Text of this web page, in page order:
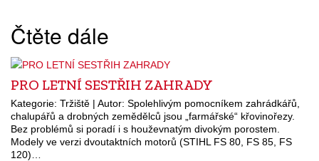
Čtěte dále
PRO LETNÍ SESTŘIH ZAHRADY
Kategorie: Tržiště | Autor: Spolehlivým pomocníkem zahrádkářů,
chalupářů a drobných zemědělců jsou „farmářské“ křovinořezy.
Bez problémů si poradí i s houževnatým divokým porostem.
Modely ve verzi dvoutaktních motorů (STIHL FS 80, FS 85, FS
120)…